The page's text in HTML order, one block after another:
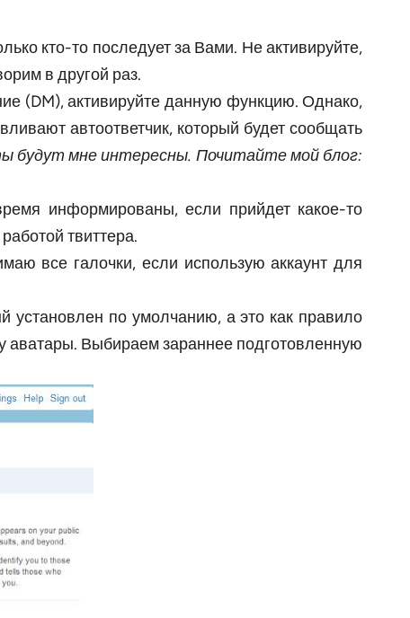
кто-то последует за Вами. Не активируйте,
в другой раз.
(DM), активируйте данную функцию. Однако,
автоответчик, который будет сообщать
будут мне интересны. Почитайте мой блог:
информированы, если прийдет какое-то
твиттера.
все галочки, если использую аккаунт для
установлен по умолчанию, а это как правило
аватары. Выбираем зараннее подготовленную